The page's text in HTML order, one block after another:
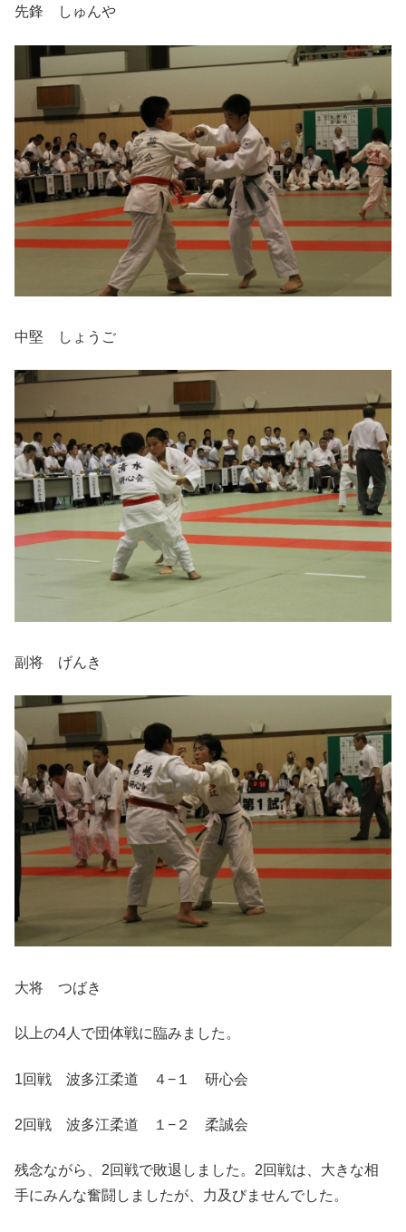
先鋒 しゅんや
中堅 しょうご
副将 げんき
大将 つばき
以上の4人で団体戦に臨みました。
1回戦 波多江柔道 ４−１ 研心会
2回戦 波多江柔道 １−２ 柔誠会
残念ながら、2回戦で敗退しました。2回戦は、大きな相
手にみんな奮闘しましたが、力及びませんでした。